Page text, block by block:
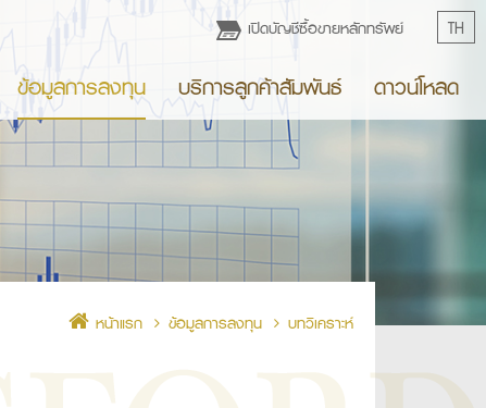
เปิดบัญชีซื้อขายหลักทรัพย์ TH
ข้อมูลการลงทุน บริการลูกค้าสัมพันธ์ ดาวน์โหลด
หน้าแรก ข้อมูลการลงทุน บทวิเคราะห์